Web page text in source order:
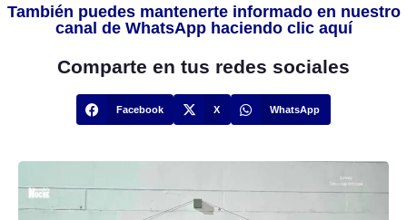
También puedes mantenerte informado en nuestro
canal de WhatsApp haciendo clic aquí
Comparte en tus redes sociales
Facebook X WhatsApp